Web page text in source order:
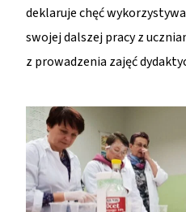
deklaruje chęć
swojej dalszej pracy z
z prowadzenia zajęć